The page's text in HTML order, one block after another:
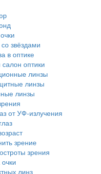
звёздами
в оптике
оптики
линзы
линзы
линзы
от УФ-излучения
зрение
зрения
линз